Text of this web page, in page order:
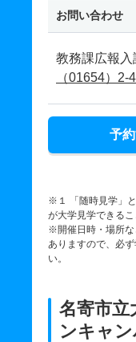
お問い合わせ
教務課広報入
（01654）2-
予
※１ 「随時見学」
が大学見学できるこ
※開催日時・場所な
ありますので、必
い。
名寄市
ンキャ